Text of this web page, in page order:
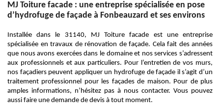
MJ Toiture facade : une entreprise spécialisée en pose
d’hydrofuge de façade à Fonbeauzard et ses environs
Installée dans le 31140, MJ Toiture facade est une entreprise
spécialisée en travaux de rénovation de façade. Cela fait des années
que nous avons exercées dans le domaine et nos services s’adressent
aux professionnels et aux particuliers. Pour l’entretien de vos murs,
nos façadiers peuvent appliquer un hydrofuge de façade il s’agit d’un
traitement professionnel pour les façades de maison. Pour de plus
amples informations, n’hésitez pas à nous contacter. Vous pouvez
aussi faire une demande de devis à tout moment.